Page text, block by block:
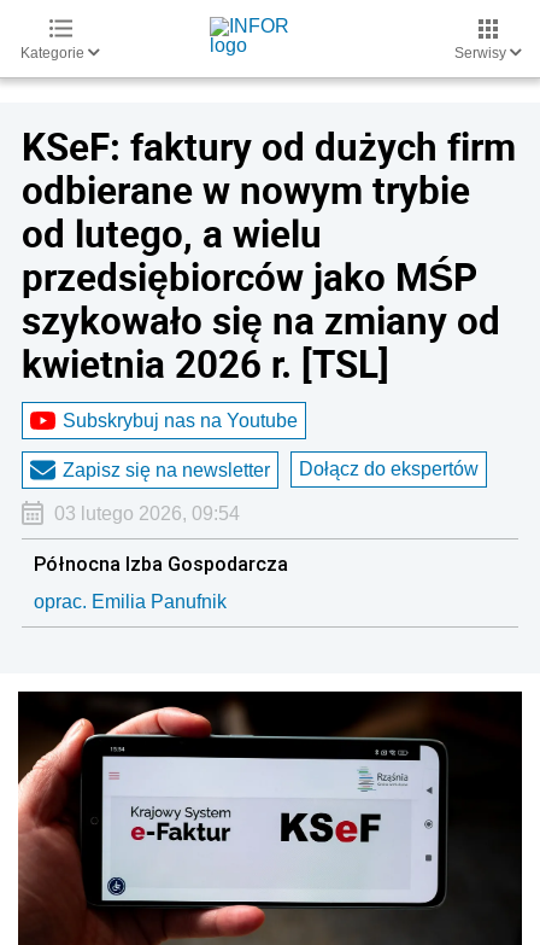
Kategorie Serwisy
KSeF: faktury od dużych firm
odbierane w nowym trybie
od lutego, a wielu
przedsiębiorców jako MŚP
szykowało się na zmiany od
kwietnia 2026 r. [TSL]
Subskrybuj nas na Youtube
Zapisz się na newsletter Dołącz do ekspertów
03 lutego 2026, 09:54
Północna Izba Gospodarcza
oprac. Emilia Panufnik